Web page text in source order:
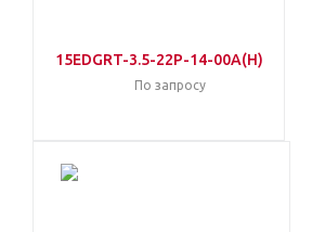
15EDGRT-3.5-22P-14-00A(H)
По запросу